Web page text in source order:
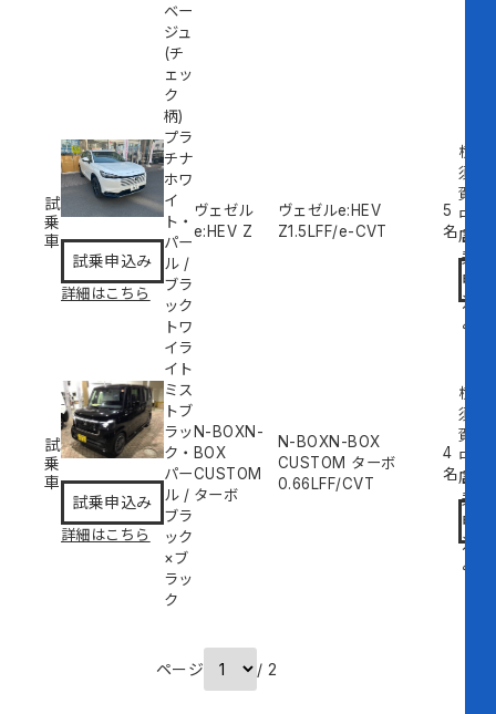
ベー
ジュ
(チ
ェッ
ク
柄)
試
乗
車
試乗申込み
詳細はこちら
プラ
チナ
ホワ
イ
ト・
パー
ル/
ブラ
ック
ヴェゼル
e:HEV Z
ヴェゼルe:HEV
Z1.5LFF/e-CVT
5
名
横
須
賀
中
店試
乗
申
込
み
試
乗
車
試乗申込み
詳細はこちら
トワ
イラ
イト
ミス
トブ
ラッ
ク・
パー
ル/
ブラ
ック
×ブ
ラッ
ク
N-BOXN-
BOX
CUSTOM
ターボ
N-BOXN-BOX
CUSTOM ターボ
0.66LFF/CVT
4
名
横
須
賀
中
店試
乗
申
込
み
ページ / 2